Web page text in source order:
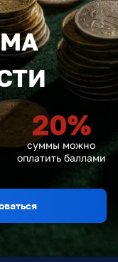
20%
суммы можно
оплатить баллами